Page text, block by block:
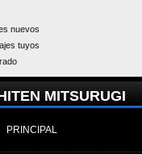
nuevos
tuyos
MITSURUGI
PRINCIPAL